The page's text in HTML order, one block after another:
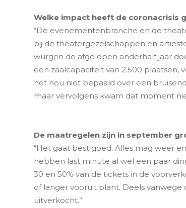
Welke impact heeft de coronacrisis
“De evenementenbranche en de
bij de theatergezelschappen en
wurgen de afgelopen anderhalf jaar
een zaalcapaciteit van 2.500 plaatsen,
het nou niet bepaald over een
maar vervolgens kwam dat moment
De maatregelen zijn in september
“Het gaat best goed. Alles mag weer
hebben last minute al wel een paar
30 en 50% van de tickets in de
of langer vooruit plant. Deels
uitverkocht.”